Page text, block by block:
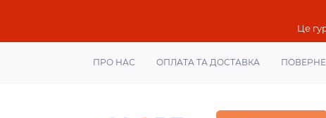
Це
ПРО НАС ОПЛАТА ТА ДОСТАВКА